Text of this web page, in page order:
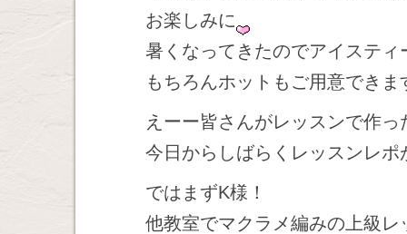
お楽しみに
暑くなってきたのでアイステ
もちろんホットもご用意でき
えーー皆さんがレッスンで作
今日からしばらくレッスンレポ
ではまずK様！
他教室でマクラメ編みの上級